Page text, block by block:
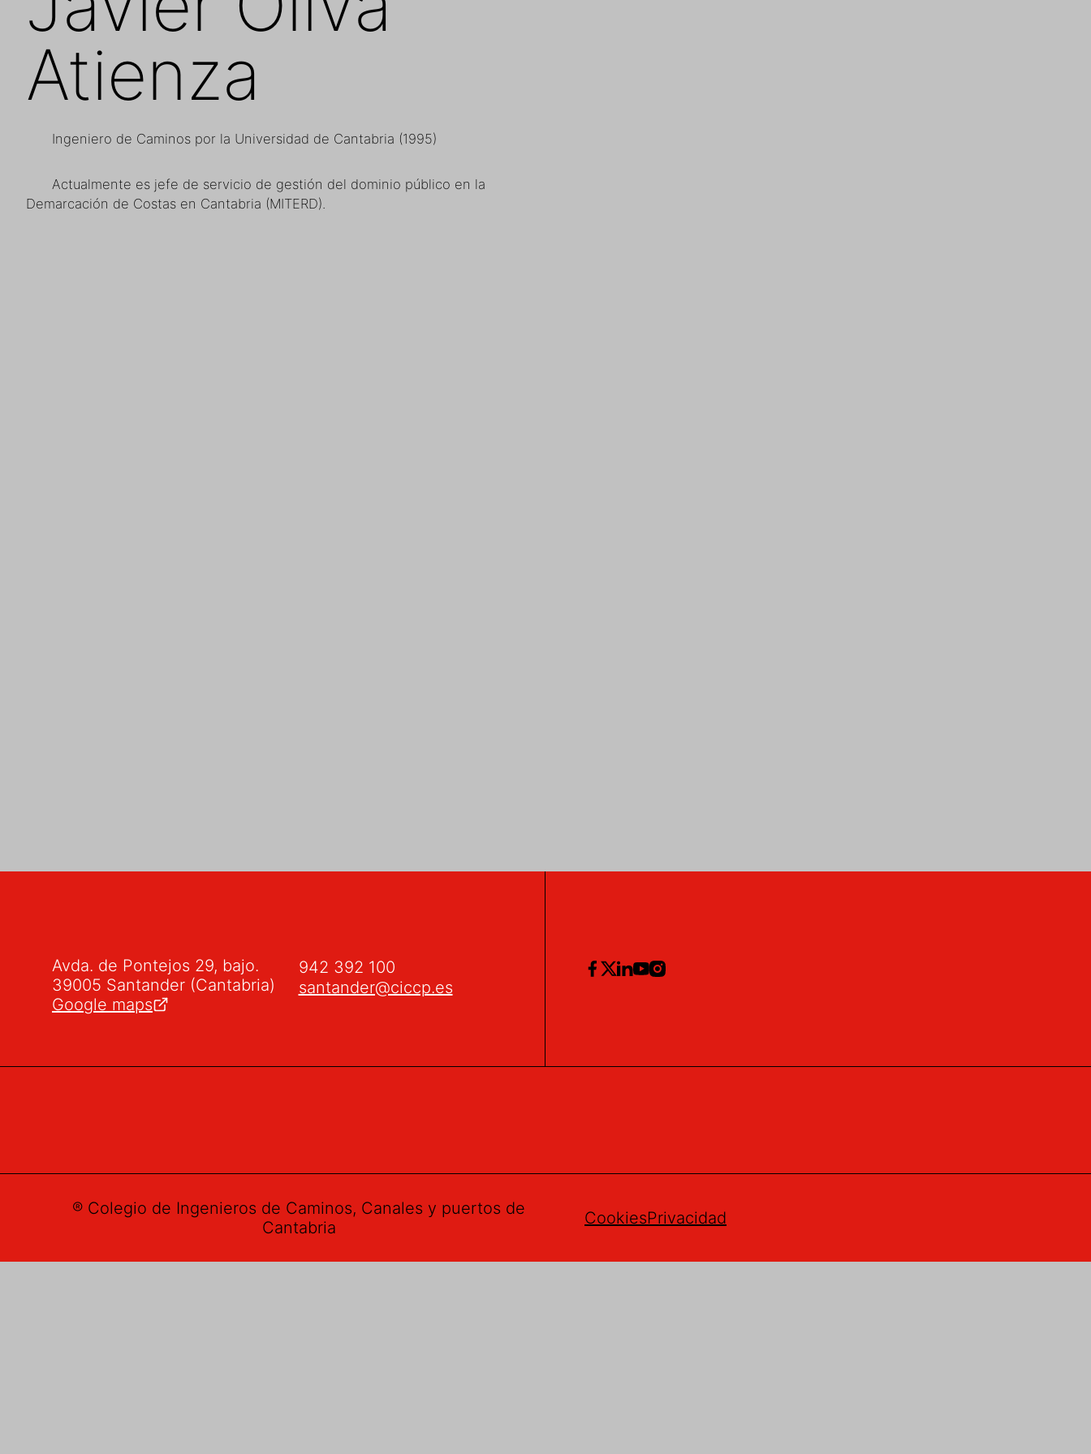
Atienza
Ingeniero de Caminos por la Universidad de Cantabria (1995)
Actualmente es jefe de servicio de gestión del dominio público en la
Demarcación de Costas en Cantabria (MITERD).
Avda. de Pontejos 29, bajo.
39005 Santander (Cantabria)
Google maps
942 392 100
santander@ciccp.es
® Colegio de Ingenieros de Caminos, Canales y puertos de
Cantabria
CookiesPrivacidad